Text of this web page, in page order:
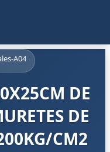
A04
DE
DE
CM2